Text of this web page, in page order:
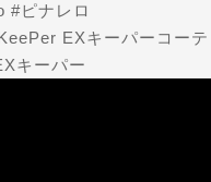
#ピナレロ
EXキーパーコー
キーパー